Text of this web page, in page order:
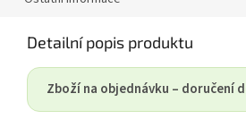
Detailní popis produktu
Zboží na objednávku – doručení